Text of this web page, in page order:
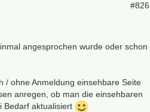
#826
angesprochen wurde oder schon
/ ohne Anmeldung einsehbare Seite
anregen, ob man die einsehbaren
Bedarf aktualisiert